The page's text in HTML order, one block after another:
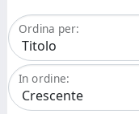
Ordina per:
In ordine: